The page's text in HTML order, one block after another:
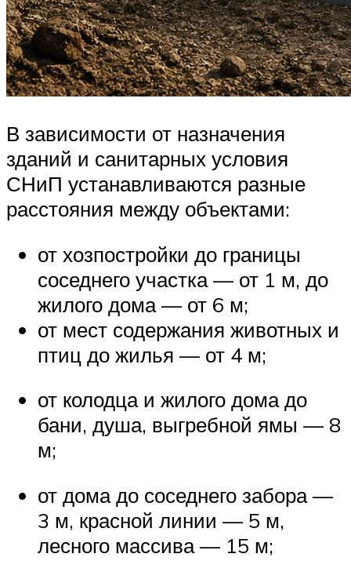
В зависимости от назначения
зданий и санитарных условия
СНиП устанавливаются разные
расстояния между объектами:
от хозпостройки до границы
соседнего участка — от 1 м, до
жилого дома — от 6 м;
от мест содержания животных и
птиц до жилья — от 4 м;
от колодца и жилого дома до
бани, душа, выгребной ямы — 8
м;
от дома до соседнего забора —
3 м, красной линии — 5 м,
лесного массива — 15 м;